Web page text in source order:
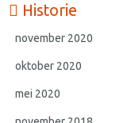
Historie
november 2020
oktober 2020
mei 2020